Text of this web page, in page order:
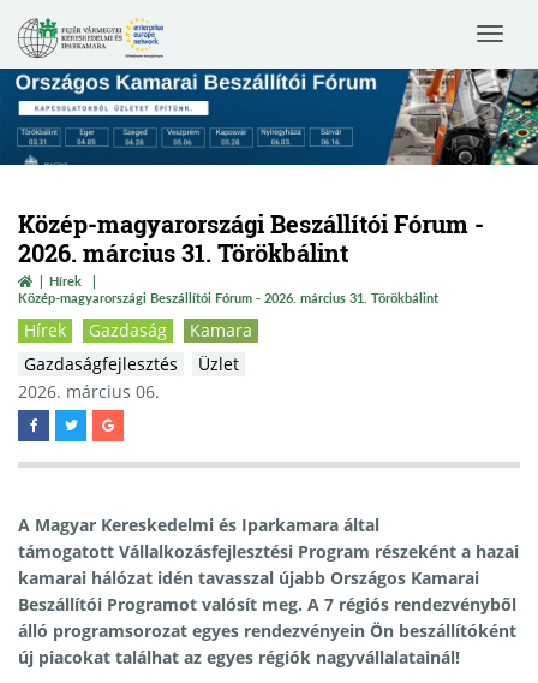
Toggle
Közép-magyarországi Beszállítói Fórum -
2026. március 31. Törökbálint
Hírek
Közép-magyarországi Beszállítói Fórum - 2026. március 31. Törökbálint
Hírek Gazdaság
Kamara
Gazdaságfejlesztés
Üzlet
2026. március 06.
A Magyar Kereskedelmi és Iparkamara által
támogatott Vállalkozásfejlesztési Program részeként a hazai
kamarai hálózat idén tavasszal újabb Országos Kamarai
Beszállítói Programot valósít meg. A 7 régiós rendezvényből
álló programsorozat egyes rendezvényein Ön beszállítóként
új piacokat találhat az egyes régiók nagyvállalatainál!